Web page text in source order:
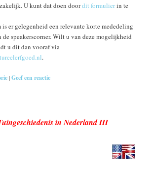
U kunt dat doen doordit formulierin te
er gelegenheid een relevante korte mededeling
speakerscorner. Wilt u van deze mogelijkheid
u dit dan vooraf via
.
|Geef een reactie
in Nederland III